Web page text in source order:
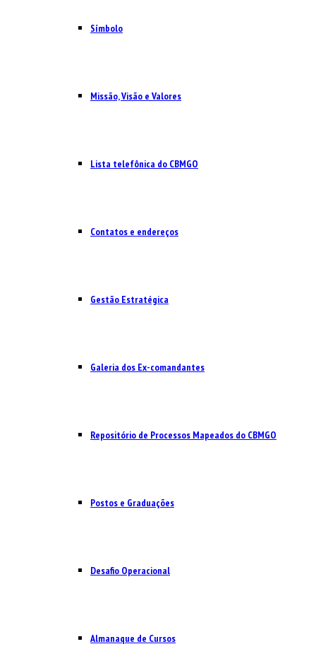
Símbolo
Missão, Visão e Valores
Lista telefônica do CBMGO
Contatos e endereços
Gestão Estratégica
Galeria dos Ex-comandantes
Repositório de Processos Mapeados do CBMGO
Postos e Graduações
Desafio Operacional
Almanaque de Cursos